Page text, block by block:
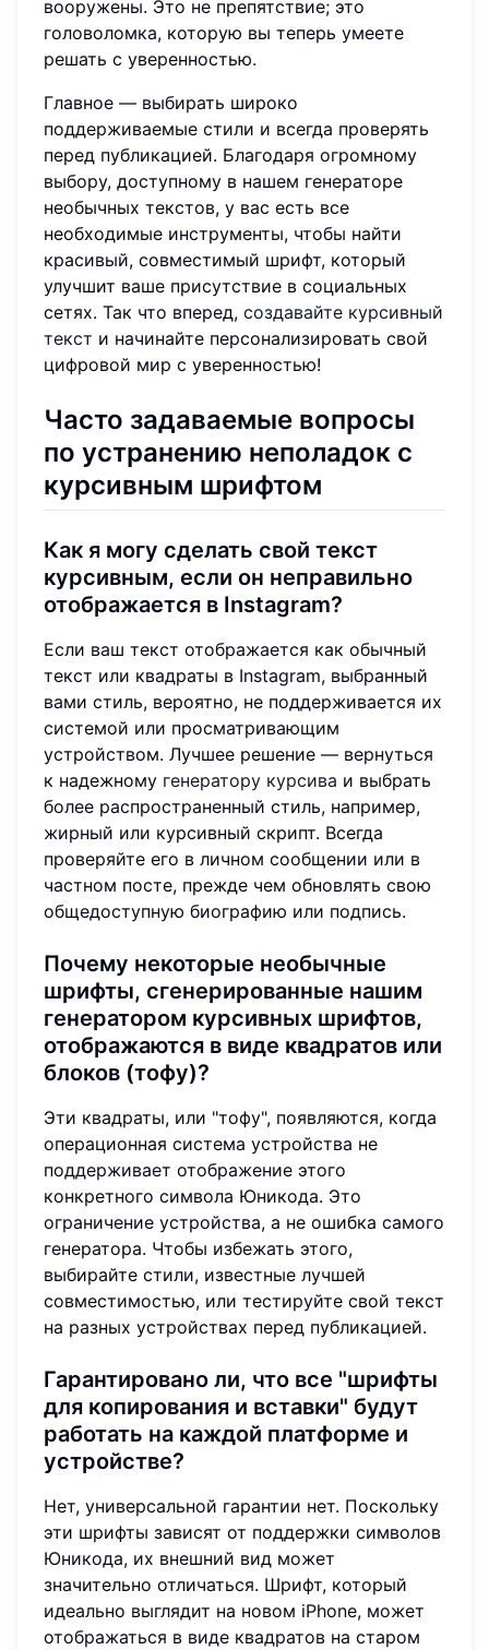
вооружены. Это не препятствие; это
головоломка, которую вы теперь умеете
решать с уверенностью.
Главное — выбирать широко
поддерживаемые стили и всегда проверять
перед публикацией. Благодаря огромному
выбору, доступному в нашем генераторе
необычных текстов, у вас есть все
необходимые инструменты, чтобы найти
красивый, совместимый шрифт, который
улучшит ваше присутствие в социальных
сетях. Так что вперед, создавайте курсивный
текст и начинайте персонализировать свой
цифровой мир с уверенностью!
Часто задаваемые вопросы
по устранению неполадок с
курсивным шрифтом
Как я могу сделать свой текст
курсивным, если он неправильно
отображается в Instagram?
Если ваш текст отображается как обычный
текст или квадраты в Instagram, выбранный
вами стиль, вероятно, не поддерживается их
системой или просматривающим
устройством. Лучшее решение — вернуться
к надежному генератору курсива и выбрать
более распространенный стиль, например,
жирный или курсивный скрипт. Всегда
проверяйте его в личном сообщении или в
частном посте, прежде чем обновлять свою
общедоступную биографию или подпись.
Почему некоторые необычные
шрифты, сгенерированные нашим
генератором курсивных шрифтов,
отображаются в виде квадратов или
блоков (тофу)?
Эти квадраты, или "тофу", появляются, когда
операционная система устройства не
поддерживает отображение этого
конкретного символа Юникода. Это
ограничение устройства, а не ошибка самого
генератора. Чтобы избежать этого,
выбирайте стили, известные лучшей
совместимостью, или тестируйте свой текст
на разных устройствах перед публикацией.
Гарантировано ли, что все "шрифты
для копирования и вставки" будут
работать на каждой платформе и
устройстве?
Нет, универсальной гарантии нет. Поскольку
эти шрифты зависят от поддержки символов
Юникода, их внешний вид может
значительно отличаться. Шрифт, который
идеально выглядит на новом iPhone, может
отображаться в виде квадратов на старом